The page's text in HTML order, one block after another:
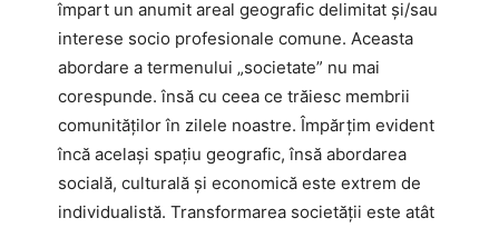
împart un anumit areal geografic delimitat și/sau
interese socio profesionale comune. Aceasta
abordare a termenului „societate” nu mai
corespunde. însă cu ceea ce trăiesc membrii
comunităților în zilele noastre. Împărțim evident
încă același spațiu geografic, însă abordarea
socială, culturală și economică este extrem de
individualistă. Transformarea societății este atât